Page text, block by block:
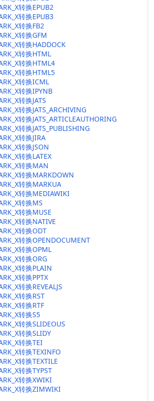
转换EPUB2
转换EPUB3
转换FB2
转换GFM
转换HADDOCK
转换HTML
转换HTML4
转换HTML5
转换ICML
转换IPYNB
转换JATS
转换JATS_ARCHIVING
转换JATS_ARTICLEAUTHORING
转换JATS_PUBLISHING
转换JIRA
转换JSON
转换LATEX
转换MAN
转换MARKDOWN
转换MARKUA
转换MEDIAWIKI
转换MS
转换MUSE
转换NATIVE
转换ODT
转换OPENDOCUMENT
转换OPML
转换ORG
转换PLAIN
转换PPTX
转换REVEALJS
转换RST
转换RTF
转换S5
转换SLIDEOUS
转换SLIDY
转换TEI
转换TEXINFO
转换TEXTILE
转换TYPST
转换XWIKI
转换ZIMWIKI